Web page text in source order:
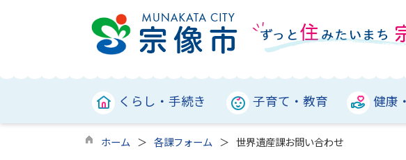
くらし・手続き 子育て・教育 健康
ホーム 各課フォーム 世界遺産課お問い合わせ